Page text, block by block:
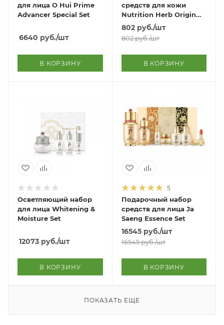
для лица O Hui Prime
Advancer Special Set
6640 руб./шт
В КОРЗИНУ
средств для кожи
Nutrition Herb Origin
Set
802руб./шт
802руб./шт
В КОРЗИНУ
Осветляющий набор
для лица Whitening &
Moisture Set
12073 руб./шт
В КОРЗИНУ
5
Подарочный набор
средств для лица Ja
Saeng Essence Set
16545руб./шт
16545руб./шт
В КОРЗИНУ
ПОКАЗАТЬ ЕЩЕ